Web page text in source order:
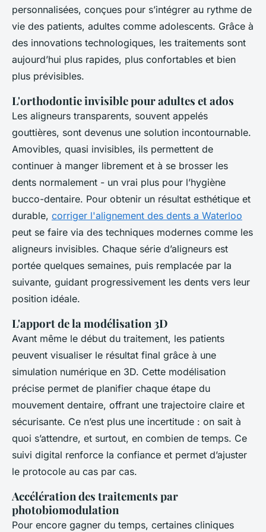
personnalisées, conçues pour s’intégrer au rythme de
vie des patients, adultes comme adolescents. Grâce à
des innovations technologiques, les traitements sont
aujourd’hui plus rapides, plus confortables et bien
plus prévisibles.
L'orthodontie invisible pour adultes et ados
Les aligneurs transparents, souvent appelés
gouttières, sont devenus une solution incontournable.
Amovibles, quasi invisibles, ils permettent de
continuer à manger librement et à se brosser les
dents normalement - un vrai plus pour l’hygiène
bucco-dentaire. Pour obtenir un résultat esthétique et
durable, corriger l'alignement des dents a Waterloo
peut se faire via des techniques modernes comme les
aligneurs invisibles. Chaque série d’aligneurs est
portée quelques semaines, puis remplacée par la
suivante, guidant progressivement les dents vers leur
position idéale.
L'apport de la modélisation 3D
Avant même le début du traitement, les patients
peuvent visualiser le résultat final grâce à une
simulation numérique en 3D. Cette modélisation
précise permet de planifier chaque étape du
mouvement dentaire, offrant une trajectoire claire et
sécurisante. Ce n’est plus une incertitude : on sait à
quoi s’attendre, et surtout, en combien de temps. Ce
suivi digital renforce la confiance et permet d’ajuster
le protocole au cas par cas.
Accélération des traitements par
photobiomodulation
Pour encore gagner du temps, certaines cliniques